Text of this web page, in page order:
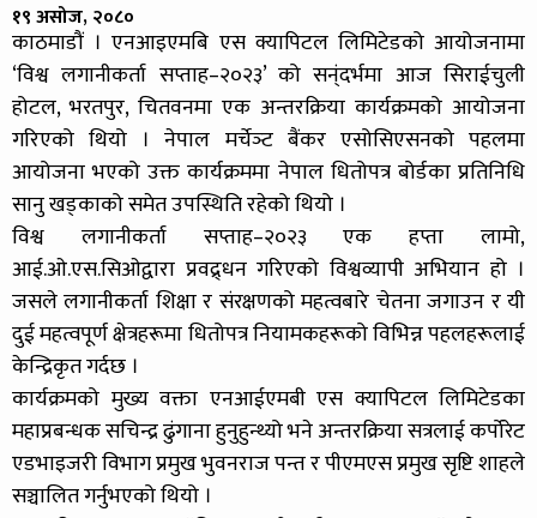
१९ असोज, २०८०
काठमाडौं । एनआइएमबि एस क्यापिटल लिमिटेडको आयोजनामा
‘विश्व लगानीकर्ता सप्ताह–२०२३’ को सन्ंदर्भमा आज सिराईचुली
होटल, भरतपुर, चितवनमा एक अन्तरक्रिया कार्यक्रमको आयोजना
गरिएको थियो । नेपाल मर्चेञ्ट बैंकर एसोसिएसनको पहलमा
आयोजना भएको उक्त कार्यक्रममा नेपाल धितोपत्र बोर्डका प्रतिनिधि
सानु खड्काको समेत उपस्थिति रहेको थियो ।
विश्व लगानीकर्ता सप्ताह–२०२३ एक हप्ता लामो,
आई.ओ.एस.सिओद्वारा प्रवद्र्धन गरिएको विश्वव्यापी अभियान हो ।
जसले लगानीकर्ता शिक्षा र संरक्षणको महत्वबारे चेतना जगाउन र यी
दुई महत्वपूर्ण क्षेत्रहरूमा धितोपत्र नियामकहरूको विभिन्न पहलहरूलाई
केन्द्रिकृत गर्दछ ।
कार्यक्रमको मुख्य वक्ता एनआईएमबी एस क्यापिटल लिमिटेडका
महाप्रबन्धक सचिन्द्र ढुंगाना हुनुहुन्थ्यो भने अन्तरक्रिया सत्रलाई कर्पोरेट
एडभाइजरी विभाग प्रमुख भुवनराज पन्त र पीएमएस प्रमुख सृष्टि शाहले
सञ्चालित गर्नुभएको थियो ।